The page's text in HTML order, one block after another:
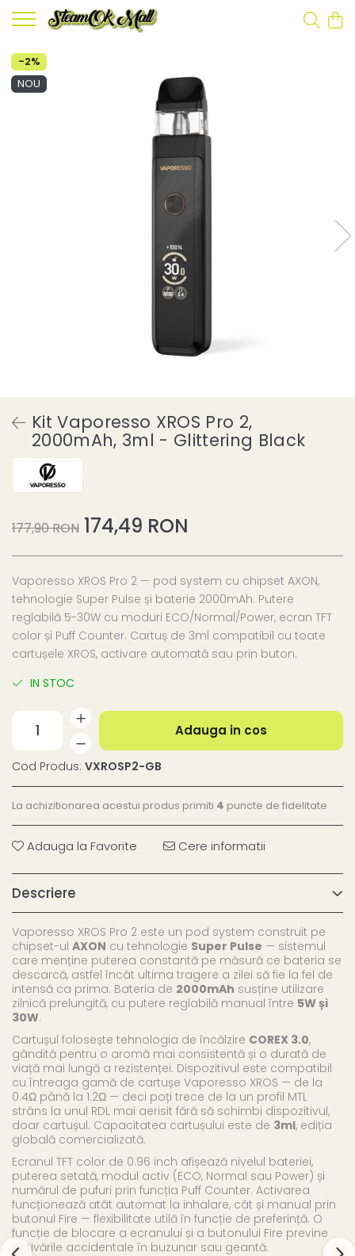
-2%
NOU
Kit Vaporesso XROS Pro 2,
2000mAh, 3ml - Glittering Black
177,90 RON 174,49 RON
Vaporesso XROS Pro 2 — pod system cu chipset AXON,
tehnologie Super Pulse și baterie 2000mAh. Putere
reglabilă 5-30W cu moduri ECO/Normal/Power, ecran TFT
color și Puff Counter. Cartuș de 3ml compatibil cu toate
cartușele XROS, activare automată sau prin buton.
IN STOC
Adauga in cos
Cod Produs: VXROSP2-GB
La achizitionarea acestui produs primiti 4 puncte de fidelitate
Adauga la Favorite Cere informatii
Descriere
Vaporesso XROS Pro 2 este un pod system construit pe
chipset-ul AXON cu tehnologie Super Pulse — sistemul
care menține puterea constantă pe măsură ce bateria se
descarcă, astfel încât ultima tragere a zilei să fie la fel de
intensă ca prima. Bateria de 2000mAh susține utilizare
zilnică prelungită, cu putere reglabilă manual între 5W și
30W.
Cartușul folosește tehnologia de încălzire COREX 3.0,
gândită pentru o aromă mai consistentă și o durată de
viață mai lungă a rezistenței. Dispozitivul este compatibil
cu întreaga gamă de cartușe Vaporesso XROS — de la
0.4Ω până la 1.2Ω — deci poți trece de la un profil MTL
strâns la unul RDL mai aerisit fără să schimbi dispozitivul,
doar cartușul. Capacitatea cartușului este de 3ml, ediția
globală comercializată.
Ecranul TFT color de 0.96 inch afișează nivelul bateriei,
puterea setată, modul activ (ECO, Normal sau Power) și
numărul de pufuri prin funcția Puff Counter. Activarea
funcționează atât automat la inhalare, cât și manual prin
butonul Fire — flexibilitate utilă în funcție de preferință. O
funcție de blocare a ecranului și a butonului Fire previne
activările accidentale în buzunar sau geantă.